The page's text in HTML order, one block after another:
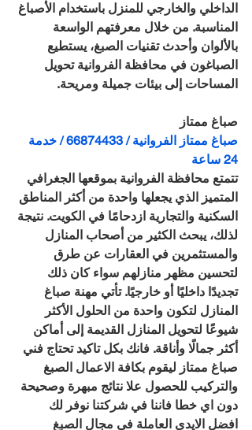
الداخلي والخارجي للمنزل باستخدام الأصباغ
المناسبة. من خلال معرفتهم الواسعة
بالألوان وأحدث تقنيات الصبغ، يستطيع
الصباغون في محافظة الفروانية تحويل
المساحات إلى بيئات جميلة ومريحة.
صباغ ممتاز
صباغ ممتاز الفروانية / 66874433 / خدمة
24 ساعة
تتمتع محافظة الفروانية بموقعها الجغرافي
المتميز الذي يجعلها واحدة من أكثر المناطق
السكنية والتجارية ازدحامًا في الكويت. نتيجة
لذلك، يبحث الكثير من أصحاب المنازل
والمستثمرين في العقارات عن طرق
لتحسين مظهر منازلهم سواء كان ذلك
تجديدًا داخليًا أو خارجيًا. تأتي مهنة صباغ
المنازل لتكون واحدة من الحلول الأكثر
شيوعًا لتحويل المنازل القديمة إلى أماكن
أكثر جمالًا وأناقة. فانك بكل تاكيد تحتاج فني
صباغ ممتاز ليقوم بكافة الاعمال الصبغ
والتركيب للحصول علا نتائج مبهرة وصحيحة
دون اي خطا فاننا في شركتنا نوفر لك
افضل الايدي العاملة في مجال الصبغ